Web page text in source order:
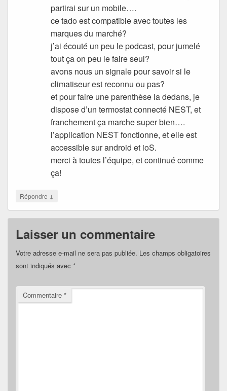
partirai sur un mobile….
ce tado est compatible avec toutes les
marques du marché?
j’ai écouté un peu le podcast, pour jumelé
tout ça on peu le faire seul?
avons nous un signale pour savoir si le
climatiseur est reconnu ou pas?
et pour faire une parenthèse la dedans, je
dispose d’un termostat connecté NEST, et
franchement ça marche super bien….
l’application NEST fonctionne, et elle est
accessible sur android et ioS.
merci à toutes l’équipe, et continué comme
ça!
Répondre ↓
Laisser un commentaire
Votre adresse e-mail ne sera pas publiée. Les champs obligatoires
sont indiqués avec *
Commentaire *